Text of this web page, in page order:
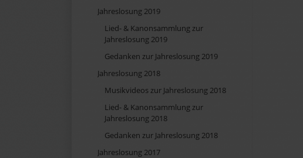
Jahreslosung 2019
Lied- & Kanonsammlung zur
Jahreslosung 2019
Gedanken zur Jahreslosung 2019
Jahreslosung 2018
Musikvideos zur Jahreslosung 2018
Lied- & Kanonsammlung zur
Jahreslosung 2018
Gedanken zur Jahreslosung 2018
Jahreslosung 2017